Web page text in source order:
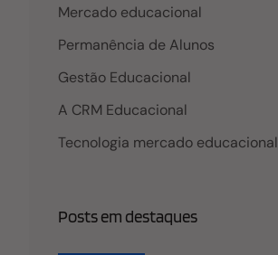
Mercado educacional
Permanência de Alunos
Gestão Educacional
A CRM Educacional
Tecnologia mercado educacional
Posts em destaques